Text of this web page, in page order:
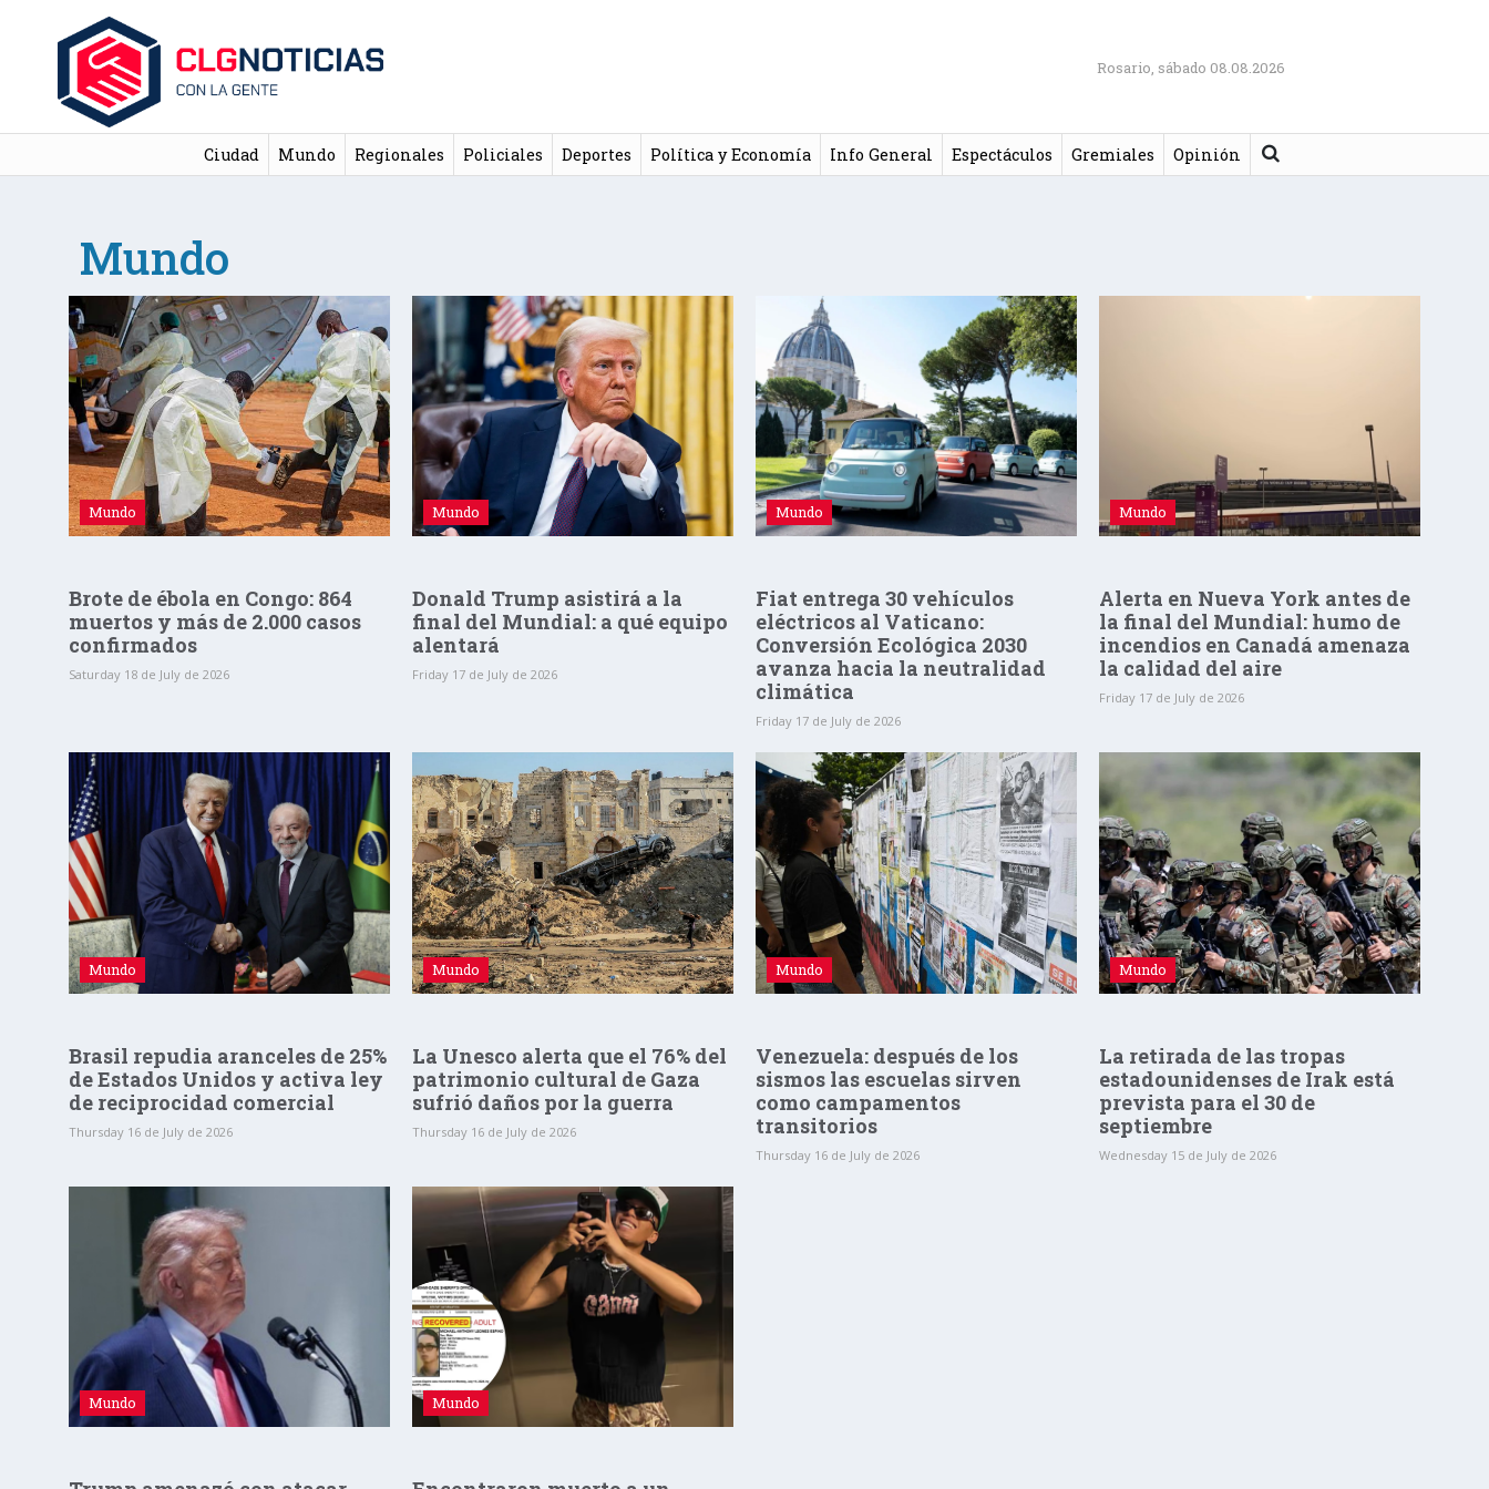
Rosario, sábado 08.08.2026
Ciudad Mundo Regionales Policiales Deportes Política y Economía Info General Espectáculos Gremiales Opinión Buscar
Mundo
Mundo
Brote de ébola en Congo: 864
muertos y más de 2.000 casos
confirmados
Saturday 18 de July de 2026
Mundo
Donald Trump asistirá a la
final del Mundial: a qué equipo
alentará
Friday 17 de July de 2026
Mundo
Fiat entrega 30 vehículos
eléctricos al Vaticano:
Conversión Ecológica 2030
avanza hacia la neutralidad
climática
Friday 17 de July de 2026
Mundo
Alerta en Nueva York antes de
la final del Mundial: humo de
incendios en Canadá amenaza
la calidad del aire
Friday 17 de July de 2026
Mundo
Brasil repudia aranceles de 25%
de Estados Unidos y activa ley
de reciprocidad comercial
Thursday 16 de July de 2026
Mundo
La Unesco alerta que el 76% del
patrimonio cultural de Gaza
sufrió daños por la guerra
Thursday 16 de July de 2026
Mundo
Venezuela: después de los
sismos las escuelas sirven
como campamentos
transitorios
Thursday 16 de July de 2026
Mundo
La retirada de las tropas
estadounidenses de Irak está
prevista para el 30 de
septiembre
Wednesday 15 de July de 2026
Mundo Mundo